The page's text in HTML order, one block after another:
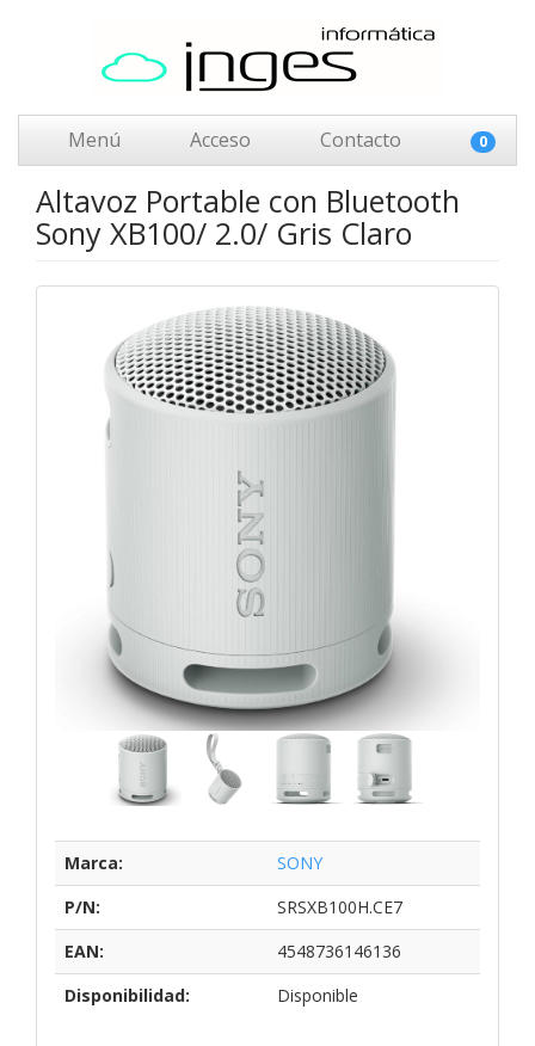
Menú Acceso Contacto 0
Altavoz Portable con Bluetooth
Sony XB100/ 2.0/ Gris Claro
Marca:
SONY
P/N:
SRSXB100H.CE7
EAN:
4548736146136
Disponibilidad:
Disponible